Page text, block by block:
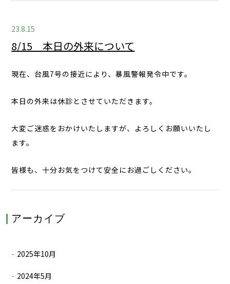
23.8.15
8/15 本日の外来について
現在、台風7号の接近により、暴風警報発令中です。
本日の外来は休診とさせていただきます。
大変ご迷惑をおかけいたしますが、よろしくお願いいたし
ます。
皆様も、十分お気をつけて安全にお過ごしください。
アーカイブ
2025年10月
2024年5月